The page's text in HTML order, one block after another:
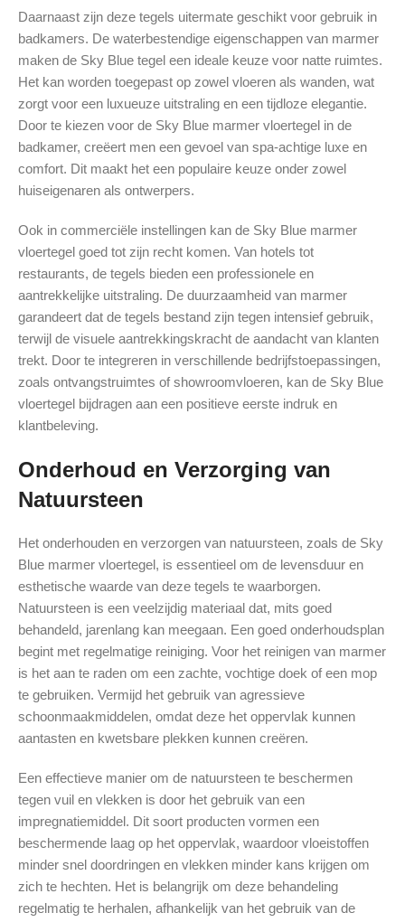
Daarnaast zijn deze tegels uitermate geschikt voor gebruik in
badkamers. De waterbestendige eigenschappen van marmer
maken de Sky Blue tegel een ideale keuze voor natte ruimtes.
Het kan worden toegepast op zowel vloeren als wanden, wat
zorgt voor een luxueuze uitstraling en een tijdloze elegantie.
Door te kiezen voor de Sky Blue marmer vloertegel in de
badkamer, creëert men een gevoel van spa-achtige luxe en
comfort. Dit maakt het een populaire keuze onder zowel
huiseigenaren als ontwerpers.
Ook in commerciële instellingen kan de Sky Blue marmer
vloertegel goed tot zijn recht komen. Van hotels tot
restaurants, de tegels bieden een professionele en
aantrekkelijke uitstraling. De duurzaamheid van marmer
garandeert dat de tegels bestand zijn tegen intensief gebruik,
terwijl de visuele aantrekkingskracht de aandacht van klanten
trekt. Door te integreren in verschillende bedrijfstoepassingen,
zoals ontvangstruimtes of showroomvloeren, kan de Sky Blue
vloertegel bijdragen aan een positieve eerste indruk en
klantbeleving.
Onderhoud en Verzorging van
Natuursteen
Het onderhouden en verzorgen van natuursteen, zoals de Sky
Blue marmer vloertegel, is essentieel om de levensduur en
esthetische waarde van deze tegels te waarborgen.
Natuursteen is een veelzijdig materiaal dat, mits goed
behandeld, jarenlang kan meegaan. Een goed onderhoudsplan
begint met regelmatige reiniging. Voor het reinigen van marmer
is het aan te raden om een zachte, vochtige doek of een mop
te gebruiken. Vermijd het gebruik van agressieve
schoonmaakmiddelen, omdat deze het oppervlak kunnen
aantasten en kwetsbare plekken kunnen creëren.
Een effectieve manier om de natuursteen te beschermen
tegen vuil en vlekken is door het gebruik van een
impregnatiemiddel. Dit soort producten vormen een
beschermende laag op het oppervlak, waardoor vloeistoffen
minder snel doordringen en vlekken minder kans krijgen om
zich te hechten. Het is belangrijk om deze behandeling
regelmatig te herhalen, afhankelijk van het gebruik van de